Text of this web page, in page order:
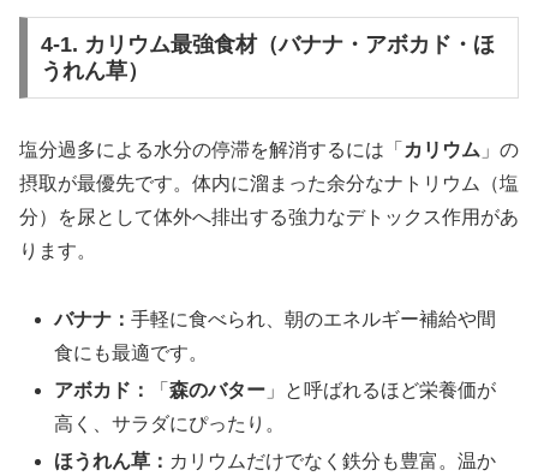
4-1. カリウム最強食材（バナナ・アボカド・ほ
うれん草）
塩分過多による水分の停滞を解消するには「 カリウム 」の
摂取が最優先です。体内に溜まった余分なナトリウム（塩
分）を尿として体外へ排出する強力なデトックス作用があ
ります。
バナナ：手軽に食べられ、朝のエネルギー補給や間
食にも最適です。
アボカド：
「森のバター 」と呼ばれるほど栄養価が
高く、サラダにぴったり。
ほうれん草： カリウムだけでなく鉄分も豊富。温か